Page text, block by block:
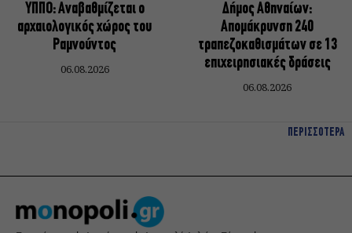
ΥΠΠΟ: Αναβαθμίζεται ο
αρχαιολογικός χώρος του
Ραμνούντος
06.08.2026
Δήμος Αθηναίων:
Απομάκρυνση 240
τραπεζοκαθισμάτων σε 13
επιχειρησιακές δράσεις
06.08.2026
ΠΕΡΙΣΣΟΤΕΡΑ